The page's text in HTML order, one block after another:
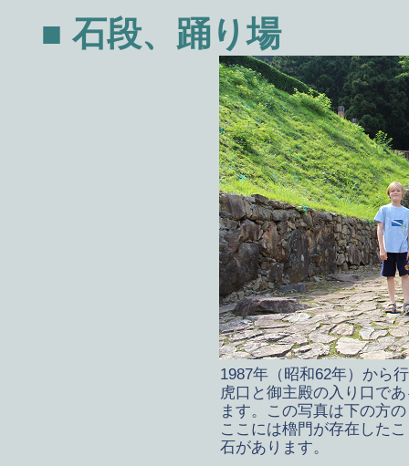
■ 石段、踊り場
1987年（昭和62年）から
虎口と御主殿の入り口で
ます。この写真は下の方
ここには櫓門が存在した
石があります。